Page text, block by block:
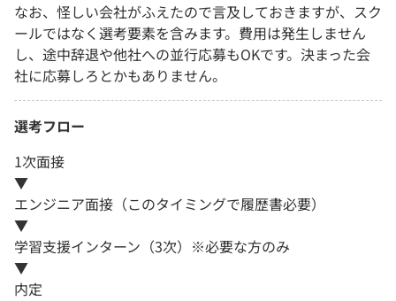
なお、怪しい会社がふえたので言及しておきますが、スク
ールではなく選考要素を含みます。費用は発生しません
し、途中辞退や他社への並行応募もOKです。決まった会
社に応募しろとかもありません。
選考フロー
1次面接
▼
エンジニア面接（このタイミングで履歴書必要）
▼
学習支援インターン（3次）※必要な方のみ
▼
内定